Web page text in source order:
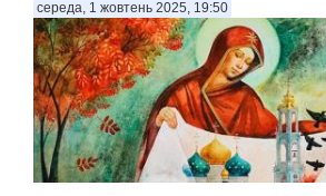
середа, 1 жовтень 2025, 19:50